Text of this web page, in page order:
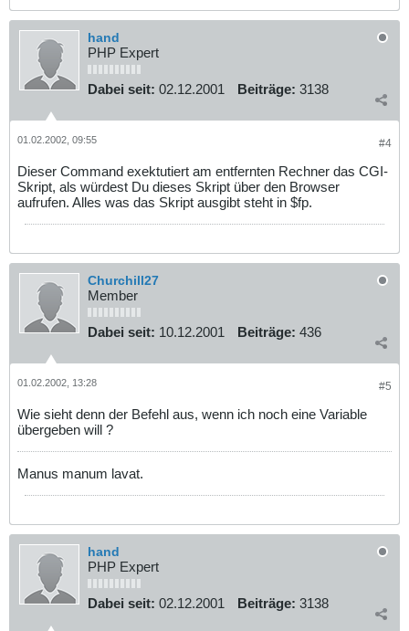
hand
PHP Expert
Dabei seit: 02.12.2001 Beiträge: 3138
#4
01.02.2002, 09:55
Dieser Command exektutiert am entfernten Rechner das CGI-
Skript, als würdest Du dieses Skript über den Browser
aufrufen. Alles was das Skript ausgibt steht in $fp.
Churchill27
Member
Dabei seit: 10.12.2001 Beiträge: 436
#5
01.02.2002, 13:28
Wie sieht denn der Befehl aus, wenn ich noch eine Variable
übergeben will ?
Manus manum lavat.
hand
PHP Expert
Dabei seit: 02.12.2001 Beiträge: 3138